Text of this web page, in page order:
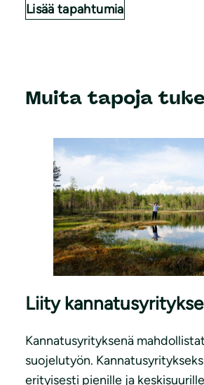
Lisää tapahtumia
Muita tapoja
Liity
Kannatusyrityksenä
suojelutyön.
erityisesti pienille ja